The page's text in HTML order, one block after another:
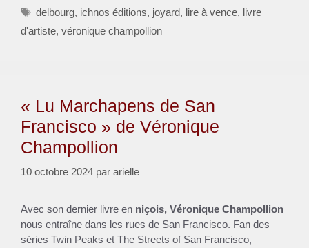
Étiquettes
delbourg, ichnos éditions, joyard, lire à vence, livre
d'artiste, véronique champollion
« Lu Marchapens de San
Francisco » de Véronique
Champollion
10 octobre 2024 par arielle
Avec son dernier livre en niçois, Véronique Champollion
nous entraîne dans les rues de San Francisco. Fan des
séries Twin Peaks et The Streets of San Francisco,